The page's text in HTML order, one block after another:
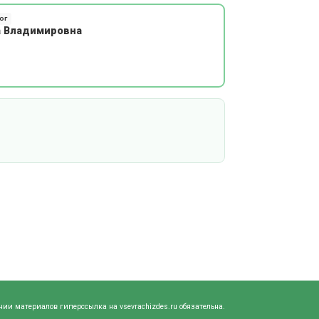
Владимировна
материалов гиперссылка на vsevrachizdes.ru обязательна.